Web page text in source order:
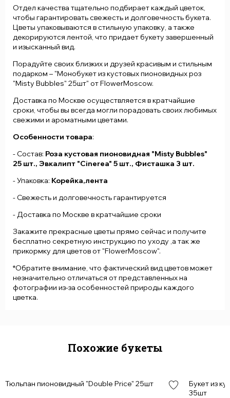
Отдел качества тщательно подбирает каждый цветок,
чтобы гарантировать свежесть и долговечность букета.
Цветы упаковываются в стильную упаковку, а также
декорируются лентой, что придает букету завершенный
и изысканный вид.
Порадуйте своих близких и друзей красивым и стильным
подарком – "Монобукет из кустовых пионовидных роз
"Misty Bubbles" 25шт" от FlowerMoscow.
Доставка по Москве осуществляется в кратчайшие
сроки, чтобы вы всегда могли порадовать своих любимых
свежими и ароматными цветами.
Особенности товара:
- Состав: Роза кустовая пионовидная "Misty Bubbles"
25 шт., Эвкалипт "Cinerea" 5 шт., Фисташка 3 шт.
- Упаковка: Корейка,лента
- Свежесть и долговечность гарантируется
- Доставка по Москве в кратчайшие сроки
Закажите прекрасные цветы прямо сейчас и получите
бесплатно секретную инструкцию по уходу ,а так же
прикормку для цветов от "FlowerMoscow".
*Обратите внимание, что фактический вид цветов может
незначительно отличаться от представленных на
фотографии из-за особенностей природы каждого
цветка.
Похожие букеты
Тюльпан пионовидный "Double Price" 25шт
Букет из
35шт